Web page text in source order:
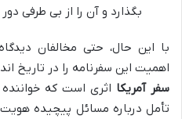
بگذارد و آن را از بی طرفی
با این حال، حتی مخالفان
اهمیت این سفرنامه را در تاریخ
سفر آمریکا اثری است که
تأمل درباره مسائل پیچیده